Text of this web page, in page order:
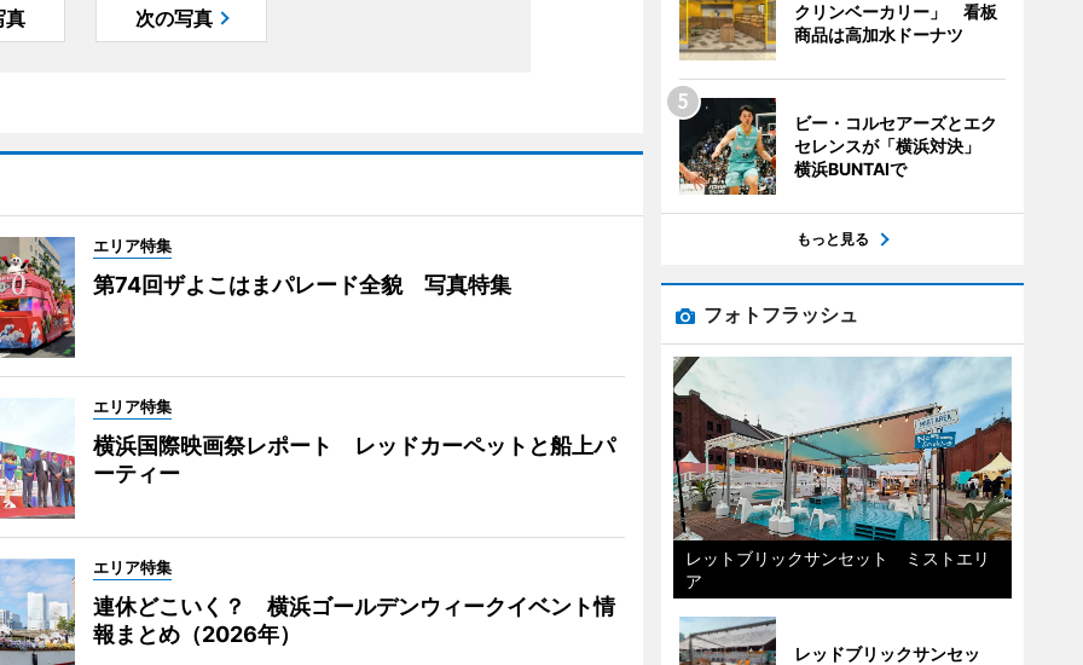
真 次の写真
エリア特集
第74回ザよこはまパレード全貌 写真特集
エリア特集
横浜国際映画祭レポート レッドカーペットと船上パ
ーティー
エリア特集
連休どこいく？ 横浜ゴールデンウィークイベント情
報まとめ（2026年）
クリンベーカリー」 看板
商品は高加水ドーナツ
ビー・コルセアーズとエク
セレンスが「横浜対決」
横浜BUNTAIで
もっと見る
フォトフラッシュ
レットブリックサンセット ミストエリ
ア
レッドブリックサンセッ